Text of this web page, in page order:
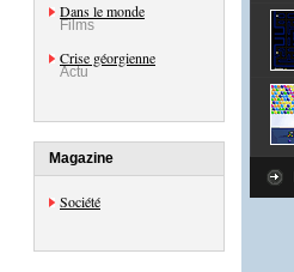
Dans le monde
Films
Crise géorgienne
Actu
Magazine
Société